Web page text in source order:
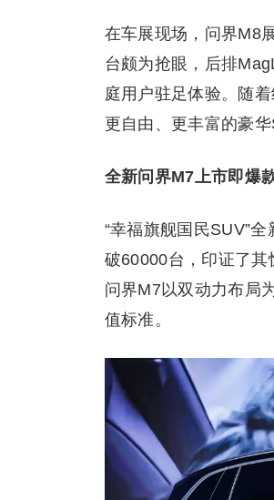
在车展现场，问界M8
台颇为抢眼，后排
庭用户驻足体验。随
更自由、更丰富的豪华
全新问界M7上市即爆
“幸福旗舰国民SUV”
破60000台，印证了
问界M7以双动力布局
值标准。